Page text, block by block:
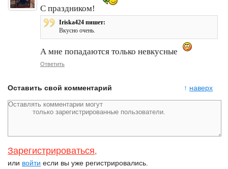
С праздником!
Iriska424 пишет:
Вкусно очень.
А мне попадаются только невкусные
Ответить
↑ наверх
Оставить свой комментарий
Зарегистрироваться,
или войти если вы уже регистрировались.